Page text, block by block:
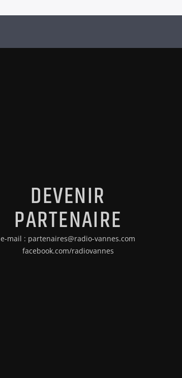
DEVENIR
PARTENAIRE
e-mail : partenaires@radio-vannes.com
facebook.com/radiovannes